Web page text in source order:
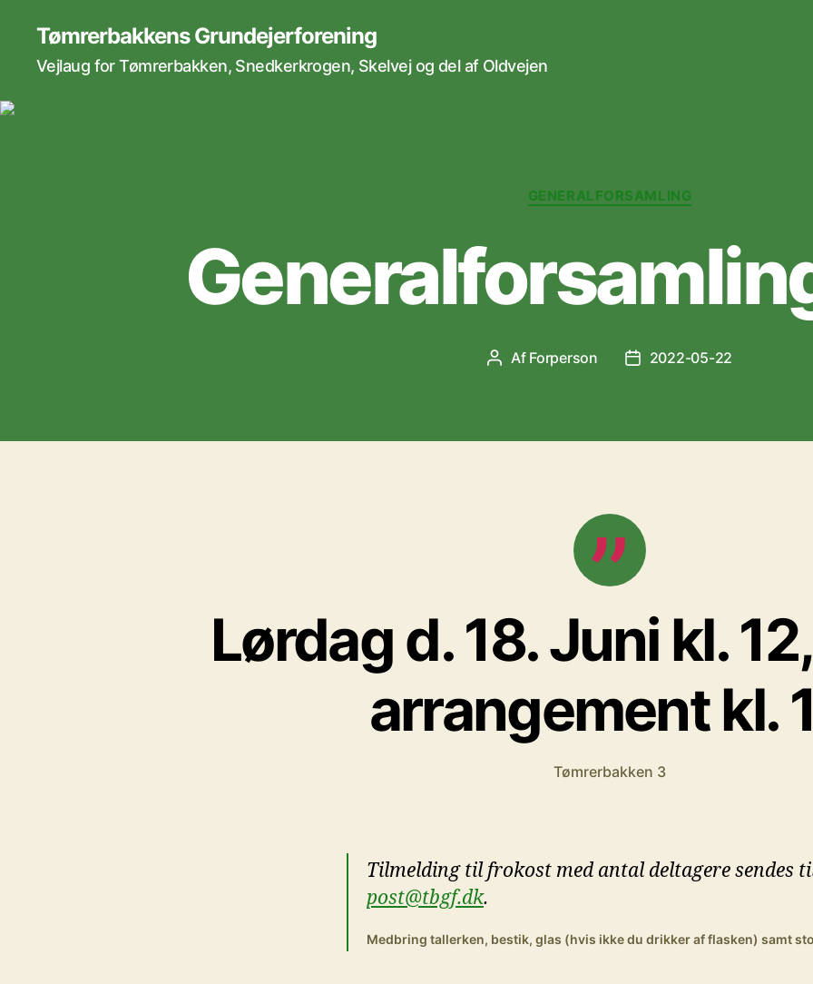
Tømrerbakkens Grundejerforening
Vejlaug for Tømrerbakken, Snedkerkrogen, Skelvej og del af Oldvejen
Kategorier
GENERALFORSAMLING
Indlægsforfatter
Af Forperson Indlægsdato
2022-05-22
Lørdag d. 18. Juni kl.
arrangement kl.
Tømrerbakken 3
Tilmelding til frokost med antal deltagere sendes
post@tbgf.dk.
Medbring tallerken, bestik, glas (hvis ikke du drikker af flasken) samt